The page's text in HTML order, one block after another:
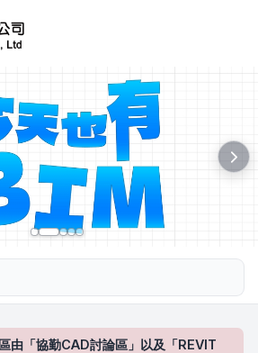
「協勤CAD討論區」以及「REVIT